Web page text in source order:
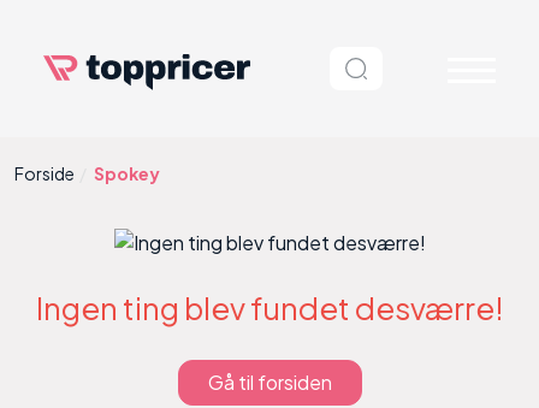
Forside Spokey
Ingen ting blev fundet desværre!
Gå til forsiden